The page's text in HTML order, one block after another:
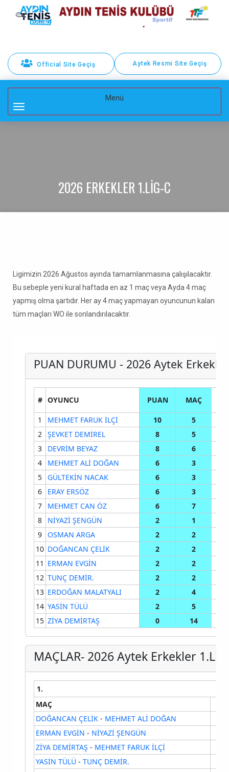
Official Site Geçiş Aytek Resmi Site Geçiş
Menü
2026 ERKEKLER 1.LIG-C
Ligimizin 2026 Ağustos ayında tamamlanmasına çalışılacaktır.
Bu sebeple yeni kural haftada en az 1 maç veya Ayda 4 maç
yapmış olma şartıdır. Her ay 4 maç yapmayan oyuncunun kalan
tüm maçları WO ile sonlandırılacaktır.